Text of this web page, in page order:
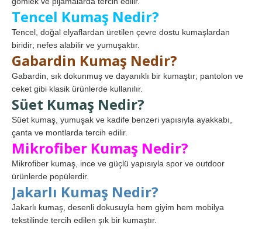
Tencel Kumaş Nedir?
Tencel, doğal elyaflardan üretilen çevre dostu kumaşlardan
biridir; nefes alabilir ve yumuşaktır.
Gabardin Kumaş Nedir?
Gabardin, sık dokunmuş ve dayanıklı bir kumaştır; pantolon ve
ceket gibi klasik ürünlerde kullanılır.
Süet Kumaş Nedir?
Süet kumaş, yumuşak ve kadife benzeri yapısıyla ayakkabı,
çanta ve montlarda tercih edilir.
Mikrofiber Kumaş Nedir?
Mikrofiber kumaş, ince ve güçlü yapısıyla spor ve outdoor
ürünlerde popülerdir.
Jakarlı Kumaş Nedir?
Jakarlı kumaş, desenli dokusuyla hem giyim hem mobilya
tekstilinde tercih edilen şık bir kumaştır.